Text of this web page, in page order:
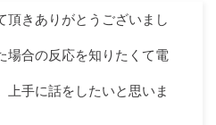
頂きありがとうございまし
場合の反応を知りたくて電
上手に話をしたいと思いま